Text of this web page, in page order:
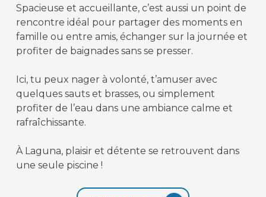
Spacieuse et accueillante, c’est aussi un point de
rencontre idéal pour partager des moments en
famille ou entre amis, échanger sur la journée et
profiter de baignades sans se presser.
Ici, tu peux nager à volonté, t’amuser avec
quelques sauts et brasses, ou simplement
profiter de l’eau dans une ambiance calme et
rafraîchissante.
À Laguna, plaisir et détente se retrouvent dans
une seule piscine !